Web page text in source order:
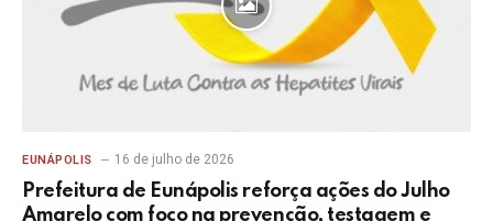
EUNÁPOLIS 16 de julho de 2026
Prefeitura de Eunápolis reforça ações do Julho
Amarelo com foco na prevenção, testagem e